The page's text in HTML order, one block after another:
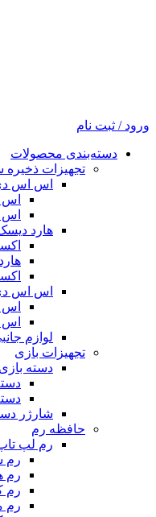
ورود / ثبت نام
دسته‌بندی محصولات
تجهیزات
اس اس دی
اس
هارد
اس اس
اس
لوازم
تجهیزات بازی
دسته بازی
شارژر
حافظه رم
رم لپ
رم
رم
رم
رم